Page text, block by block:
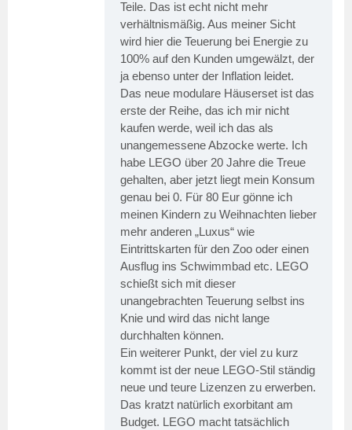
Teile. Das ist echt nicht mehr
verhältnismäßig. Aus meiner Sicht
wird hier die Teuerung bei Energie zu
100% auf den Kunden umgewälzt, der
ja ebenso unter der Inflation leidet.
Das neue modulare Häuserset ist das
erste der Reihe, das ich mir nicht
kaufen werde, weil ich das als
unangemessene Abzocke werte. Ich
habe LEGO über 20 Jahre die Treue
gehalten, aber jetzt liegt mein Konsum
genau bei 0. Für 80 Eur gönne ich
meinen Kindern zu Weihnachten lieber
mehr anderen „Luxus“ wie
Eintrittskarten für den Zoo oder einen
Ausflug ins Schwimmbad etc. LEGO
schießt sich mit dieser
unangebrachten Teuerung selbst ins
Knie und wird das nicht lange
durchhalten können.
Ein weiterer Punkt, der viel zu kurz
kommt ist der neue LEGO-Stil ständig
neue und teure Lizenzen zu erwerben.
Das kratzt natürlich exorbitant am
Budget. LEGO macht tatsächlich